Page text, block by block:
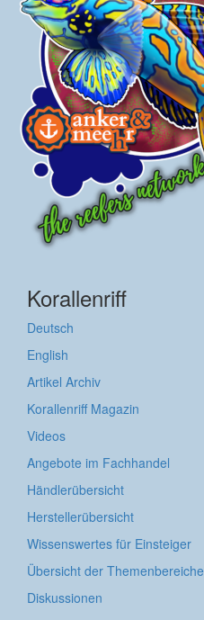
Korallenriff
Deutsch
English
Artikel Archiv
Korallenriff Magazin
Videos
Angebote im Fachhandel
Händlerübersicht
Herstellerübersicht
Wissenswertes für Einsteiger
Übersicht der Themenbereiche
Diskussionen